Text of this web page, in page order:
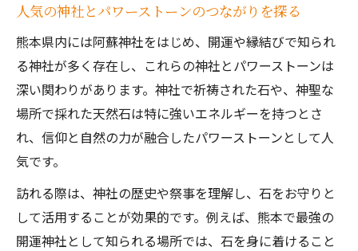
人気の神社とパワーストーンのつながりを探る
熊本県内には阿蘇神社をはじめ、開運や縁結びで知られ
る神社が多く存在し、これらの神社とパワーストーンは
深い関わりがあります。神社で祈祷された石や、神聖な
場所で採れた天然石は特に強いエネルギーを持つとさ
れ、信仰と自然の力が融合したパワーストーンとして人
気です。
訪れる際は、神社の歴史や祭事を理解し、石をお守りと
して活用することが効果的です。例えば、熊本で最強の
開運神社として知られる場所では、石を身に着けること